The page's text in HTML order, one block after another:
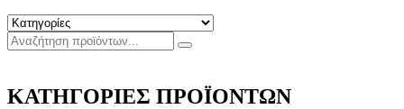
ΚΑΤΗΓΟΡΙΕΣ ΠΡΟΪΟΝΤΩΝ